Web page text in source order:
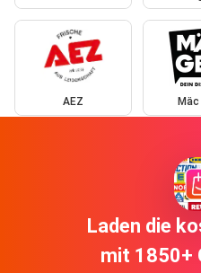
AEZ
Laden die
mit 1850+